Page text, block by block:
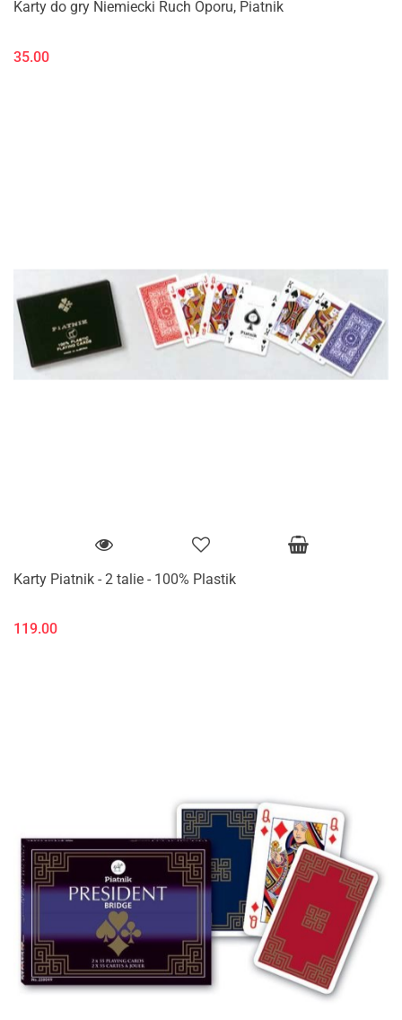
Karty do gry Niemiecki Ruch Oporu, Piatnik
35.00
Karty Piatnik - 2 talie - 100% Plastik
119.00